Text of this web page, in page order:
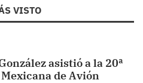
VISTO
asistió a la 20ª
de Avión